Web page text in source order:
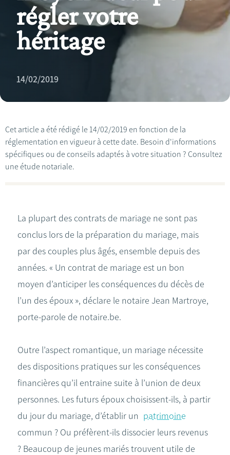
régler votre
héritage
14/02/2019
Cet article a été rédigé le 14/02/2019 en fonction de la
réglementation en vigueur à cette date. Besoin d'informations
spécifiques ou de conseils adaptés à votre situation ? Consultez
une étude notariale.
La plupart des contrats de mariage ne sont pas
conclus lors de la préparation du mariage, mais
par des couples plus âgés, ensemble depuis des
années. « Un contrat de mariage est un bon
moyen d’anticiper les conséquences du décès de
l’un des époux », déclare le notaire Jean Martroye,
porte-parole de notaire.be.
Outre l’aspect romantique, un mariage nécessite
des dispositions pratiques sur les conséquences
financières qu’il entraine suite à l’union de deux
personnes. Les futurs époux choisissent-ils, à partir
du jour du mariage, d’établir un patrimoine
commun ? Ou préfèrent-ils dissocier leurs revenus
? Beaucoup de jeunes mariés trouvent utile de